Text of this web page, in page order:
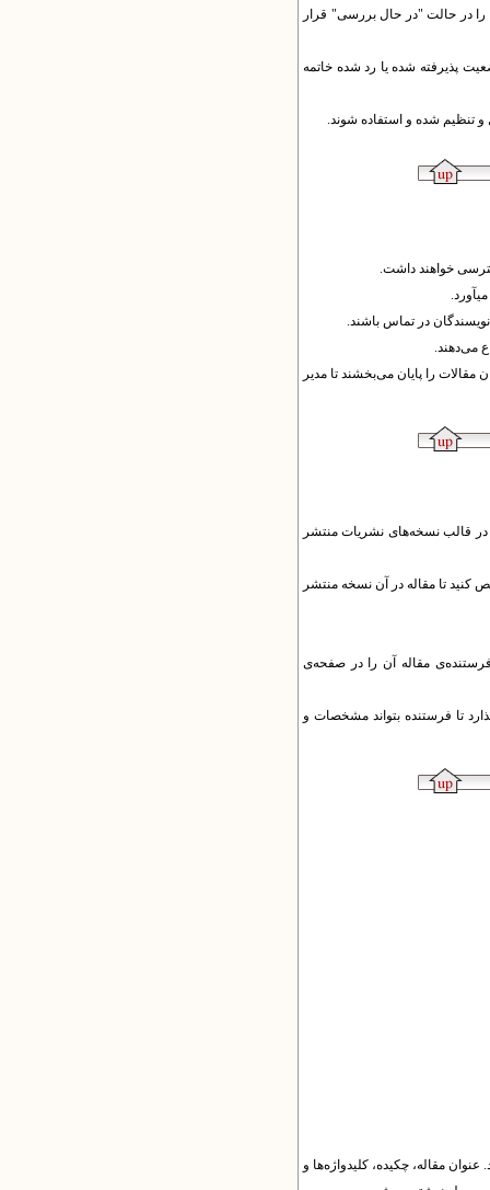
را در حالت "در حال بررسی" قرار
پذیرفته شده یا رد شده خاتمه
تنظیم شده و استفاده شوند.
خواهند داشت.
در تماس باشند.
می‌دهند.
را پایان می‌بخشند تا مدیر
در قالب نسخه‌های نشریات منتشر
کنید تا مقاله در آن نسخه منتشر
مقاله آن را در صفحه‌ی
تا فرستنده بتواند مشخصات و
عنوان مقاله، چکیده، کلیدواژه‌ها و